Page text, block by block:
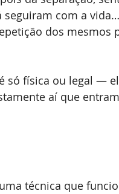
seguiram com a
dos mesmos
só física ou legal —
aí que
técnica que